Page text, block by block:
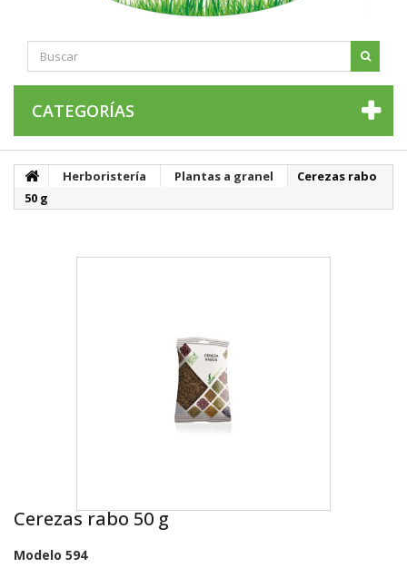
CATEGORÍAS
Herboristería Plantas a granel
Cerezas rabo
50 g
Cerezas rabo 50 g
Modelo 594